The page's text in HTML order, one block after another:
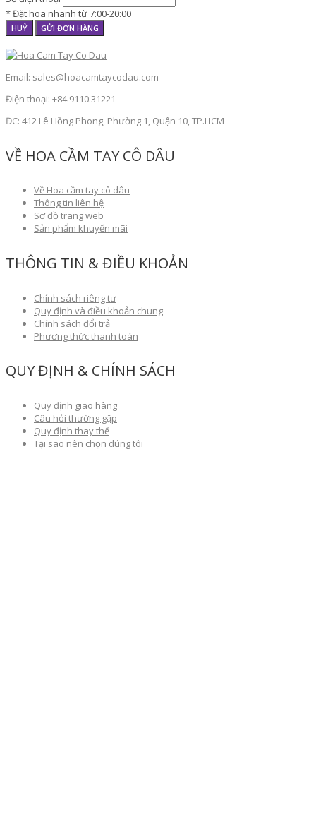
* Đặt hoa nhanh từ 7:00-20:00
HUỶ GỬI ĐƠN HÀNG
Email: sales@hoacamtaycodau.com
Điện thoại: +84.9110.31221
ĐC: 412 Lê Hồng Phong, Phường 1, Quận 10, TP.HCM
VỀ HOA CẦM TAY CÔ DÂU
Về Hoa cầm tay cô dâu
Thông tin liên hệ
Sơ đồ trang web
Sản phẩm khuyến mãi
THÔNG TIN & ĐIỀU KHOẢN
Chính sách riêng tư
Quy định và điều khoản chung
Chính sách đổi trả
Phương thức thanh toán
QUY ĐỊNH & CHÍNH SÁCH
Quy định giao hàng
Câu hỏi thường gặp
Quy định thay thế
Tại sao nên chọn dúng tôi